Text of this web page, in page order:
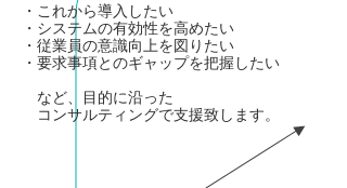
・これから導入したい
・システムの有効性を高めたい
・従業員の意識向上を図りたい
・要求事項とのギャップを把握したい
​ など、目的に沿った
コンサルティングで支援致します。